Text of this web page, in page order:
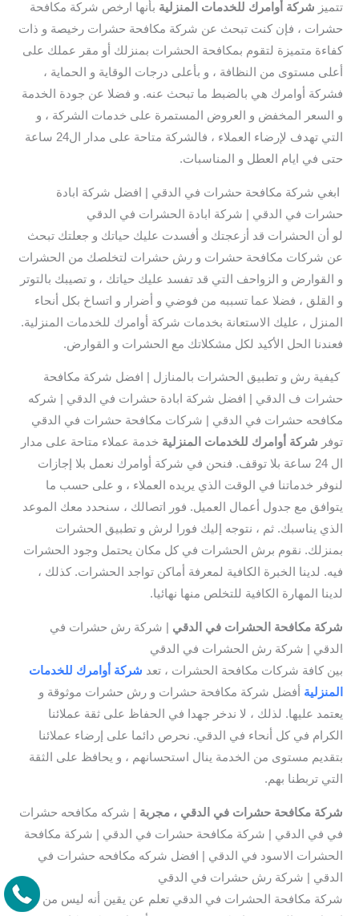
تتميز شركة أوامرك للخدمات المنزلية بأنها ارخص شركة مكافحة
حشرات ، فإن كنت تبحث عن شركة مكافحة حشرات رخيصة و ذات
كفاءة متميزة لتقوم بمكافحة الحشرات بمنزلك أو مقر عملك على
أعلى مستوى من النظافة ، و بأعلى درجات الوقاية و الحماية ،
فشركة أوامرك هي بالضبط ما تبحث عنه. و فضلا عن جودة الخدمة
و السعر المخفض و العروض المستمرة على خدمات الشركة ، و
التي تهدف لإرضاء العملاء ، فالشركة متاحة على مدار ال24 ساعة
حتى في ايام العطل و المناسبات.
ابغي شركة مكافحة حشرات في الدقي | افضل شركة ابادة
حشرات في الدقي | شركة ابادة الحشرات في الدقي
لو أن الحشرات قد أزعجتك و أفسدت عليك حياتك و جعلتك تبحث
عن شركات مكافحة حشرات و رش حشرات لتخلصك من الحشرات
و القوارض و الزواحف التي قد تفسد عليك حياتك ، و تصيبك بالتوتر
و القلق ، فضلا عما تسببه من فوضي و أضرار و اتساخ بكل أنحاء
المنزل ، عليك الاستعانة بخدمات شركة أوامرك للخدمات المنزلية.
فعندنا الحل الأكيد لكل مشكلاتك مع الحشرات و القوارض.
كيفية رش و تطبيق الحشرات بالمنازل | افضل شركة مكافحة
حشرات ف الدقي | افضل شركة ابادة حشرات في الدقي | شركه
مكافحه حشرات في الدقي | شركات مكافحة حشرات في الدقي
توفر شركة أوامرك للخدمات المنزلية خدمة عملاء متاحة على مدار
ال 24 ساعة بلا توقف. فنحن في شركة أوامرك نعمل بلا إجازات
لنوفر خدماتنا في الوقت الذي يريده العملاء ، و على حسب ما
يتوافق مع جدول أعمال العميل. فور اتصالك ، سنحدد معك الموعد
الذي يناسبك. ثم ، نتوجه إليك فورا لرش و تطبيق الحشرات
بمنزلك. نقوم برش الحشرات في كل مكان يحتمل وجود الحشرات
فيه. لدينا الخبرة الكافية لمعرفة أماكن تواجد الحشرات. كذلك ،
لدينا المهارة الكافية للتخلص منها نهائيا.
شركة مكافحة الحشرات في الدقي | شركة رش حشرات في
الدقي | شركة رش الحشرات في الدقي
بين كافة شركات مكافحة الحشرات ، تعد شركة أوامرك للخدمات
المنزلية أفضل شركة مكافحة حشرات و رش حشرات موثوقة و
يعتمد عليها. لذلك ، لا ندخر جهدا في الحفاظ على ثقة عملائنا
الكرام في كل أنحاء في الدقي. نحرص دائما على إرضاء عملائنا
بتقديم مستوى من الخدمة ينال استحسانهم ، و يحافظ على الثقة
التي تربطنا بهم.
شركة مكافحة حشرات في الدقي ، مجربة | شركه مكافحه حشرات
في في الدقي | شركة مكافحة حشرات في الدقي | شركة مكافحة
الحشرات الاسود في الدقي | افضل شركه مكافحه حشرات في
الدقي | شركة رش حشرات في الدقي
شركة مكافحة الحشرات في الدقي تعلم عن يقين أنه ليس من دليل